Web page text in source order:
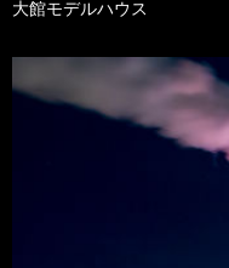
大館モデルハウス